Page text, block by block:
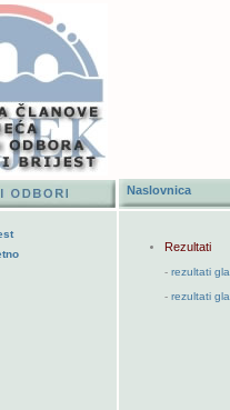
Rezultati
- rezultati
- rezultati